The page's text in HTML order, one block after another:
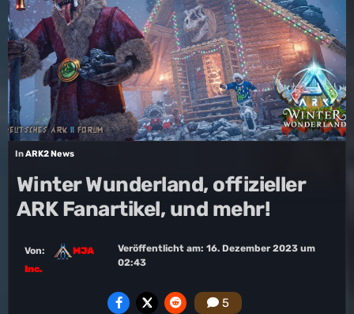
InARK2 News
Winter Wunderland, offizieller
ARK Fanartikel, und mehr!
Von:
MJA
Inc.
Veröffentlicht am:16. Dezember 2023 um
02:43
5